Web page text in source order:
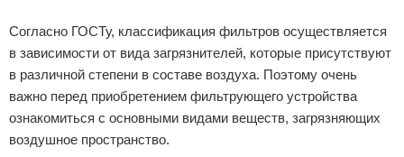
Согласно ГОСТу, классификация фильтров осуществляется
в зависимости от вида загрязнителей, которые присутствуют
в различной степени в составе воздуха. Поэтому очень
важно перед приобретением фильтрующего устройства
ознакомиться с основными видами веществ, загрязняющих
воздушное пространство.